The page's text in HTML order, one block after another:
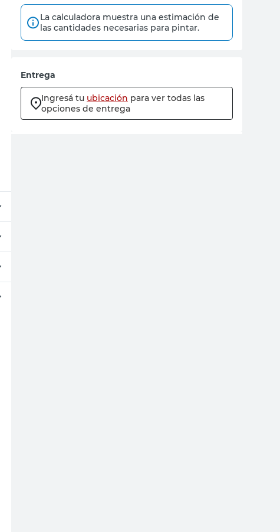
La calculadora muestra una estimación de
las cantidades necesarias para pintar.
Entrega
Ingresá tu ubicación para ver todas las
opciones de entrega